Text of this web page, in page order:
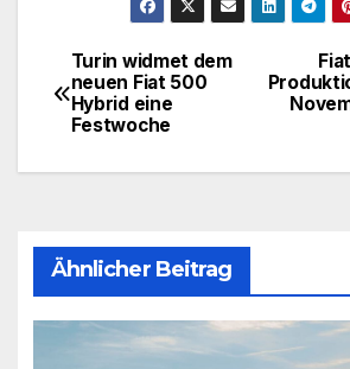
Turin widmet dem
neuen Fiat 500
Hybrid eine
Festwoche
Ähnlicher Beitrag